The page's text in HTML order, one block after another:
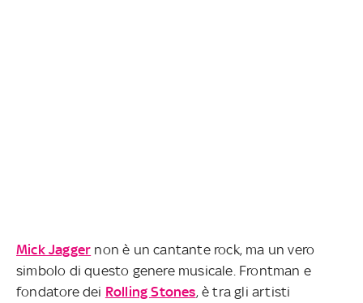
Mick Jagger non è un cantante rock, ma un vero
simbolo di questo genere musicale. Frontman e
fondatore dei Rolling Stones, è tra gli artisti